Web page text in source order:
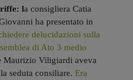
la consigliera Catia
ha presentato in
delucidazioni sulla
di Ato 3 medio
Maurizio Viligiardi aveva
seduta consiliare. Era